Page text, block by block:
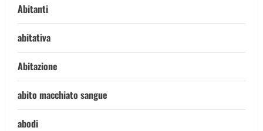
Abitanti
abitativa
Abitazione
abito macchiato sangue
abodi